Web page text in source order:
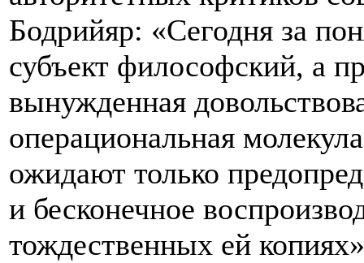
Бодрийяр: «Сегодня за
субъект философский, а
вынужденная
операциональная
ожидают только
и бесконечное
тождественных ей копиях»